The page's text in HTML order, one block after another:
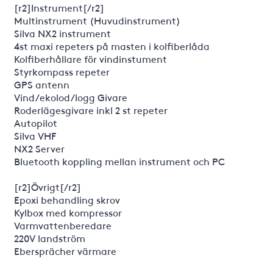
[r2]Instrument[/r2]
Multinstrument (Huvudinstrument)
Silva NX2 instrument
4st maxi repeters på masten i kolfiberlåda
Kolfiberhållare för vindinstument
Styrkompass repeter
GPS antenn
Vind/ekolod/logg Givare
Roderlägesgivare inkl 2 st repeter
Autopilot
Silva VHF
NX2 Server
Bluetooth koppling mellan instrument och PC
[r2]Övrigt[/r2]
Epoxi behandling skrov
Kylbox med kompressor
Varmvattenberedare
220V landström
Ebersprächer värmare